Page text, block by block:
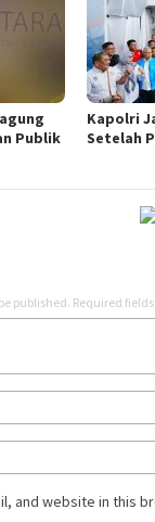
Publik
Kapolri
Setelah
published. Required
and website in this